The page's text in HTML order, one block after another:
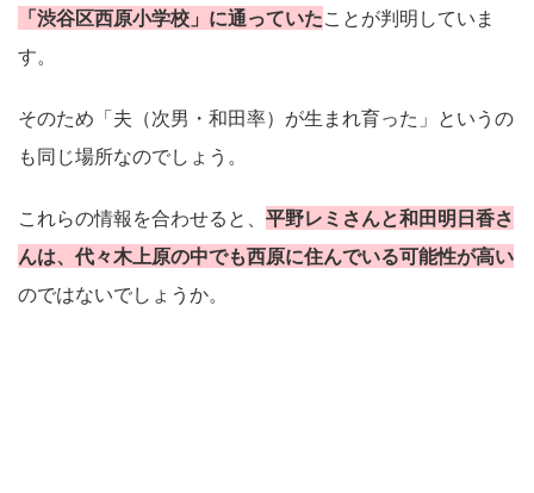
「渋谷区西原小学校」に通っていたことが判明していま
す。
そのため「夫（次男・和田率）が生まれ育った」というの
も同じ場所なのでしょう。
これらの情報を合わせると、 平野レミさんと和田明日香さ
んは、代々木上原の中でも西原に住んでいる可能性が高い
のではないでしょうか。